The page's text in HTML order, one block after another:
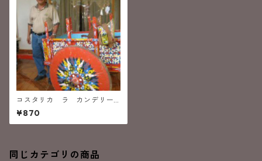
コスタリカ ラ カンデリー
ジャ (深煎り）
¥870
同じカテゴリの商品